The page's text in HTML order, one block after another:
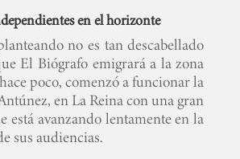
en el horizonte
no es tan descabellado
El Biógrafo emigrará a la zona
poco, comenzó a funcionar la
en La Reina con una gran
está avanzando lentamente en la
sus audiencias.